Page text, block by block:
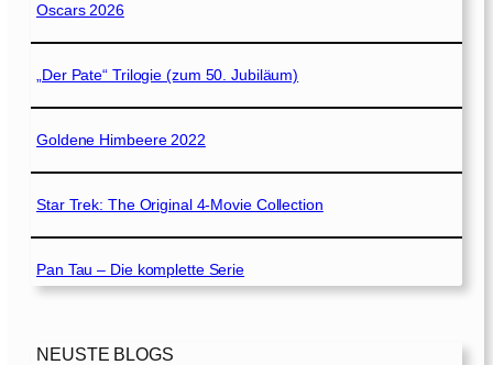
Oscars 2026
„Der Pate“ Trilogie (zum 50. Jubiläum)
Goldene Himbeere 2022
Star Trek: The Original 4-Movie Collection
Pan Tau – Die komplette Serie
NEUSTE BLOGS